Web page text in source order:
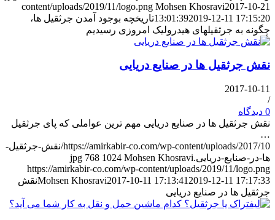
content/uploads/2019/11/logo.png Mohsen Khosravi2017-10-21
13:01:392019-12-11 17:15:20
تاریخچه بوجود آمدن جرثقیل ها،
چگونه به جرثقیلهای هیدرولیک امروزی رسیدیم
نقش جرثقیل ها در صنایع دریایی
2017-10-11
/
0 دیدگاه
نقش جرثقیل ها در صنایع دریایی مهم ترین عواملی که پای جرثقیل
…
https://amirkabir-co.com/wp-content/uploads/2017/10/نقش-جرثقیل-
ها-در-صنایع-دریایی.jpg
768 1024 Mohsen Khosravi
https://amirkabir-co.com/wp-content/uploads/2019/11/logo.png
Mohsen Khosravi2017-10-11 17:13:41 2019-12-11 17:17:33
نقش
جرثقیل ها در صنایع دریایی